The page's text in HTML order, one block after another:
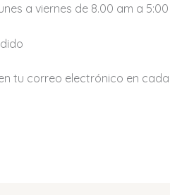
a viernes de 8.00 am a
tu correo electrónico en